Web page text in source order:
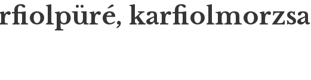
karfiolmorzsa